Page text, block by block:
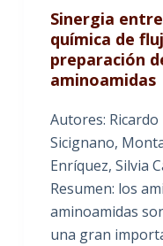
Sinergia
química de
preparación
aminoamidas
Autores:
Sicignano,
Enríquez, Silvia
Resumen: los
aminoamidas
una gran